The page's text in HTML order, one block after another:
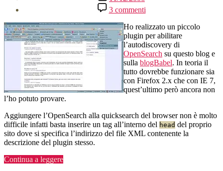
dell'articolo
3 commentisu
OpenSearch
per
WordPress
Ho realizzato un piccolo
plugin per abilitare
l’autodiscovery di
OpenSearch su questo blog e
sulla blogBabel. In teoria il
tutto dovrebbe funzionare sia
con Firefox 2.x che con IE 7,
quest’ultimo però ancora non
l’ho potuto provare.
Aggiungere l’OpenSearch alla quicksearch del browser non è molto
difficile infatti basta inserire un tag all’interno del head del proprio
sito dove si specifica l’indirizzo del file XML contenente la
descrizione del plugin stesso.
Continua a leggere“OpenSearch